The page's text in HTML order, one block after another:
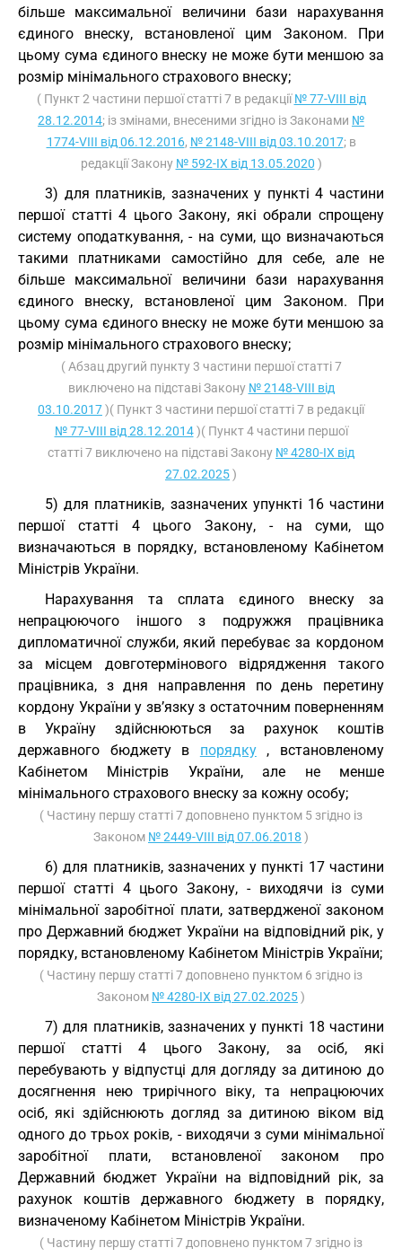
більше максимальної величини бази нарахування
єдиного внеску, встановленої цим Законом. При
цьому сума єдиного внеску не може бути меншою за
розмір мінімального страхового внеску;
( Пункт 2 частини першої статті 7 в редакції№ 77-VIII від
28.12.2014; із змінами, внесеними згідно із Законами №
1774-VIII від 06.12.2016, № 2148-VIII від 03.10.2017; в
редакції Закону № 592-IX від 13.05.2020 )
3) для платників, зазначених у пункті 4 частини
першої статті 4 цього Закону, які обрали спрощену
систему оподаткування, - на суми, що визначаються
такими платниками самостійно для себе, але не
більше максимальної величини бази нарахування
єдиного внеску, встановленої цим Законом. При
цьому сума єдиного внеску не може бути меншою за
розмір мінімального страхового внеску;
( Абзац другий пункту 3 частини першої статті 7
виключено на підставі Закону № 2148-VIII від
03.10.2017)( Пункт 3 частини першої статті 7 в редакції
№ 77-VIII від 28.12.2014)( Пункт 4 частини першої
статті 7 виключено на підставі Закону № 4280-IX від
27.02.2025)
5) для платників, зазначених упункті 16 частини
першої статті 4 цього Закону, - на суми, що
визначаються в порядку, встановленому Кабінетом
Міністрів України.
Нарахування та сплата єдиного внеску за
непрацюючого іншого з подружжя працівника
дипломатичної служби, який перебуває за кордоном
за місцем довготермінового відрядження такого
працівника, з дня направлення по день перетину
кордону України у зв’язку з остаточним поверненням
в Україну здійснюються за рахунок коштів
державного бюджету в порядку, встановленому
Кабінетом Міністрів України, але не менше
мінімального страхового внеску за кожну особу;
( Частину першу статті 7 доповнено пунктом 5 згідно із
Законом № 2449-VIII від 07.06.2018 )
6) для платників, зазначених у пункті 17 частини
першої статті 4 цього Закону, - виходячи із суми
мінімальної заробітної плати, затвердженої законом
про Державний бюджет України на відповідний рік, у
порядку, встановленому Кабінетом Міністрів України;
( Частину першу статті 7 доповнено пунктом 6 згідно із
Законом № 4280-IX від 27.02.2025)
7) для платників, зазначених у пункті 18 частини
першої статті 4 цього Закону, за осіб, які
перебувають у відпустці для догляду за дитиною до
досягнення нею трирічного віку, та непрацюючих
осіб, які здійснюють догляд за дитиною віком від
одного до трьох років, - виходячи з суми мінімальної
заробітної плати, встановленої законом про
Державний бюджет України на відповідний рік, за
рахунок коштів державного бюджету в порядку,
визначеному Кабінетом Міністрів України.
( Частину першу статті 7 доповнено пунктом 7 згідно із